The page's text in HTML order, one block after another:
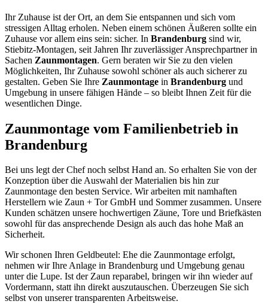
Ihr Zuhause ist der Ort, an dem Sie entspannen und sich vom
stressigen Alltag erholen. Neben einem schönen Äußeren sollte ein
Zuhause vor allem eins sein: sicher. In Brandenburg sind wir,
Stiebitz-Montagen, seit Jahren Ihr zuverlässiger Ansprechpartner in
Sachen Zaunmontagen. Gern beraten wir Sie zu den vielen
Möglichkeiten, Ihr Zuhause sowohl schöner als auch sicherer zu
gestalten. Geben Sie Ihre Zaunmontage in Brandenburg und
Umgebung in unsere fähigen Hände – so bleibt Ihnen Zeit für die
wesentlichen Dinge.
Zaunmontage vom Familienbetrieb in
Brandenburg
Bei uns legt der Chef noch selbst Hand an. So erhalten Sie von der
Konzeption über die Auswahl der Materialien bis hin zur
Zaunmontage den besten Service. Wir arbeiten mit namhaften
Herstellern wie Zaun + Tor GmbH und Sommer zusammen. Unsere
Kunden schätzen unsere hochwertigen Zäune, Tore und Briefkästen
sowohl für das ansprechende Design als auch das hohe Maß an
Sicherheit.
Wir schonen Ihren Geldbeutel: Ehe die Zaunmontage erfolgt,
nehmen wir Ihre Anlage in Brandenburg und Umgebung genau
unter die Lupe. Ist der Zaun reparabel, bringen wir ihn wieder auf
Vordermann, statt ihn direkt auszutauschen. Überzeugen Sie sich
selbst von unserer transparenten Arbeitsweise.